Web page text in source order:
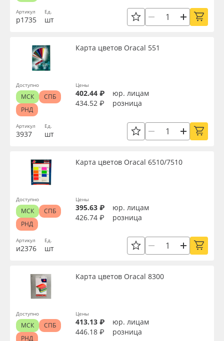
Артикул
р1735
Ед.
шт
Артикул
3937
Карта цветов Oracal 551
Ед.
шт
Цены
402.44 ₽
юр. лицам
434.52 ₽
розница
Доступно
МСК
СПБ
РНД
Артикул
и2376
Карта цветов Oracal 6510/7510
Ед.
шт
Цены
395.63 ₽
юр. лицам
426.74 ₽
розница
Доступно
МСК
СПБ
РНД
Карта цветов Oracal 8300
Цены
413.13 ₽
юр. лицам
446.18 ₽
розница
Доступно
МСК
СПБ
РНД